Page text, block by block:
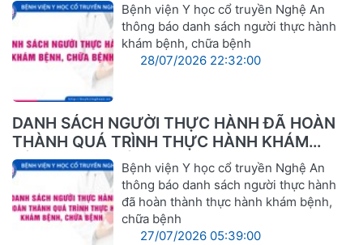
Bệnh viện Y học cổ truyền Nghệ An
thông báo danh sách người thực hành
khám bệnh, chữa bệnh
28/07/2026 22:32:00
DANH SÁCH NGƯỜI THỰC HÀNH ĐÃ HOÀN
THÀNH QUÁ TRÌNH THỰC HÀNH KHÁM
BỆNH, CHỮA BỆNHBệnh viện Y học cổ truyền Nghệ An
thông báo danh sách người thực hành
đã hoàn thành thực hành khám bệnh,
chữa bệnh
27/07/2026 05:39:00